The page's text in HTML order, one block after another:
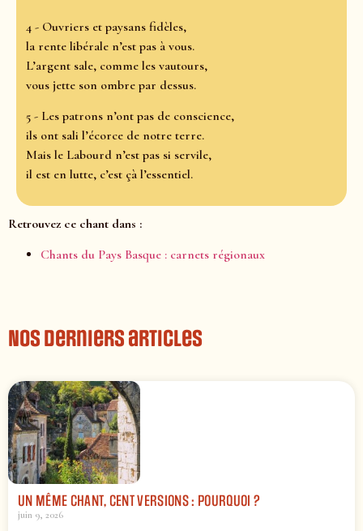
4 - Ouvriers et paysans fidèles,
la rente libérale n’est pas à vous.
L’argent sale, comme les vautours,
vous jette son ombre par dessus.
5 - Les patrons n’ont pas de conscience,
ils ont sali l’écorce de notre terre.
Mais le Labourd n’est pas si servile,
il est en lutte, c’est çà l’essentiel.
Retrouvez ce chant dans :
Chants du Pays Basque : carnets régionaux
Nos derniers articles
UN MÊME CHANT, CENT VERSIONS : POURQUOI ?
juin 9, 2026